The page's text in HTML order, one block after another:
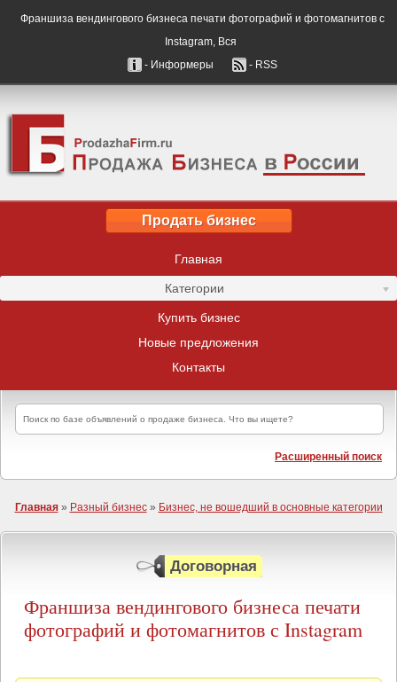
Франшиза вендингового бизнеса печати фотографий и фотомагнитов с
Instagram, Вся
- Информеры
- RSS
Продать бизнес
Главная
Категории
Купить бизнес
Новые предложения
Контакты
Расширенный поиск
Главная» Разный бизнес» Бизнес, не вошедший в основные категории
Договорная
Франшиза вендингового бизнеса печати
фотографий и фотомагнитов с Instagram